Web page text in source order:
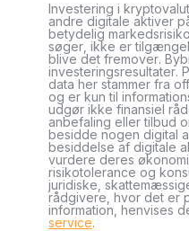
Investering i
andre digitale aktiver
betydelig
søger, ikke er
blive det fremover.
investeringsresultater.
data her stammer fra
og er kun til
udgør ikke finansiel
anbefaling eller tilbud
besidde nogen digital
besiddelse af digitale
vurdere deres
risikotolerance og
juridiske,
rådgivere, hvor det er
information, henvises
service.